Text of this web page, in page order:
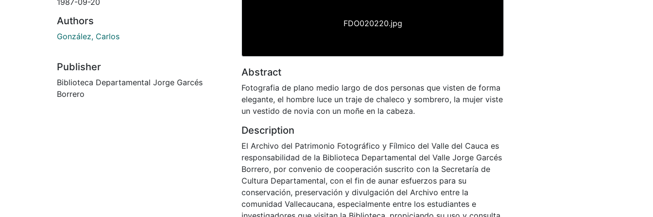
Authors
González, Carlos
Publisher
Biblioteca Departamental Jorge Garcés
Borrero
FDO020220.jpg
Abstract
Fotografia de plano medio largo de dos personas que visten de forma
elegante, el hombre luce un traje de chaleco y sombrero, la mujer viste
un vestido de novia con un moñe en la cabeza.
Description
El Archivo del Patrimonio Fotográfico y Fílmico del Valle del Cauca es
responsabilidad de la Biblioteca Departamental del Valle Jorge Garcés
Borrero, por convenio de cooperación suscrito con la Secretaría de
Cultura Departamental, con el fin de aunar esfuerzos para su
conservación, preservación y divulgación del Archivo entre la
comunidad Vallecaucana, especialmente entre los estudiantes e